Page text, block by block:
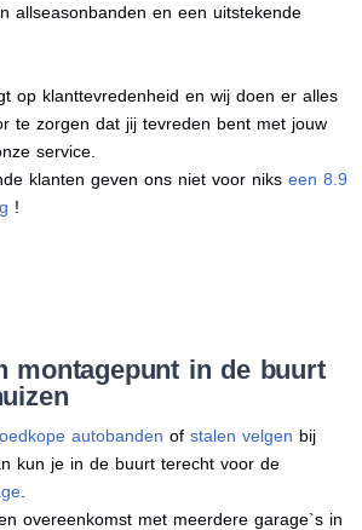
allseasonbanden en een uitstekende
op klanttevredenheid en wij doen er alles
te zorgen dat jij tevreden bent met jouw
service.
klanten geven ons niet voor niks een 8.9
!
montagepunt in de buurt
autobanden of stalen velgen bij
kun je in de buurt terecht voor de
.
overeenkomst met meerdere garage`s in